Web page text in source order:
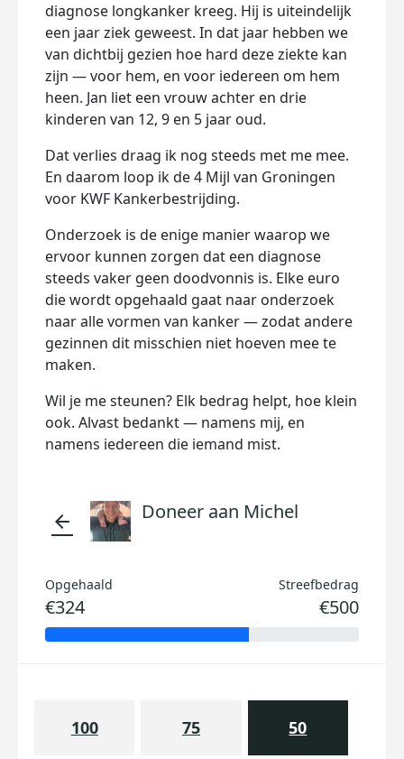
diagnose longkanker kreeg. Hij is uiteindelijk
een jaar ziek geweest. In dat jaar hebben we
van dichtbij gezien hoe hard deze ziekte kan
zijn — voor hem, en voor iedereen om hem
heen. Jan liet een vrouw achter en drie
kinderen van 12, 9 en 5 jaar oud.
Dat verlies draag ik nog steeds met me mee.
En daarom loop ik de 4 Mijl van Groningen
voor KWF Kankerbestrijding.
Onderzoek is de enige manier waarop we
ervoor kunnen zorgen dat een diagnose
steeds vaker geen doodvonnis is. Elke euro
die wordt opgehaald gaat naar onderzoek
naar alle vormen van kanker — zodat andere
gezinnen dit misschien niet hoeven mee te
maken.
Wil je me steunen? Elk bedrag helpt, hoe klein
ook. Alvast bedankt — namens mij, en
namens iedereen die iemand mist.
arrow_back Doneer aan Michel
Opgehaald
€324
Streefbedrag
€500
100 75 50